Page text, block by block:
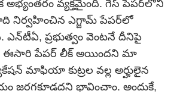
అభ్యంతరం వ్యక్తమైంది. గెస్ పేపర్‌లోని
నిర్వహించిన ఎగ్జామ్ పేపర్‌లో
ప్రభుత్వం వెంటనే దీనిపై
ఈసారి పేపర్ లీక్ అయిందని మా
మాఫియా కుట్రల వల్ల అర్హులైన
జరగకూడదని భావించాం. అందుకే,